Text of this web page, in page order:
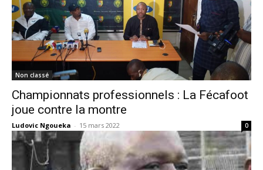
Non classé
Championnats professionnels : La Fécafoot
joue contre la montre
Ludovic Ngoueka - 15 mars 2022 0